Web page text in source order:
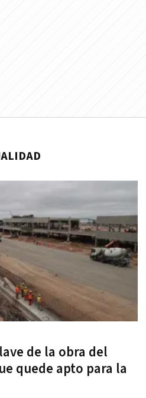
de la obra del
quede apto para la